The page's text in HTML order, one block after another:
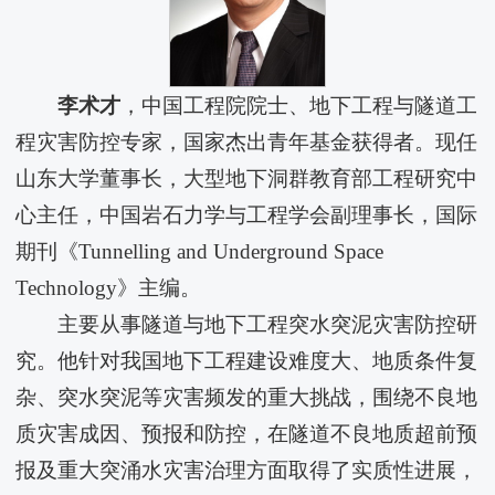
李术才，中国工程院院士、地下工程与隧道工
程灾害防控专家，国家杰出青年基金获得者。现任
山东大学董事长，大型地下洞群教育部工程研究中
心主任，中国岩石力学与工程学会副理事长，国际
期刊《Tunnelling and Underground Space
Technology》主编。
主要从事隧道与地下工程突水突泥灾害防控研
究。他针对我国地下工程建设难度大、地质条件复
杂、突水突泥等灾害频发的重大挑战，围绕不良地
质灾害成因、预报和防控，在隧道不良地质超前预
报及重大突涌水灾害治理方面取得了实质性进展，